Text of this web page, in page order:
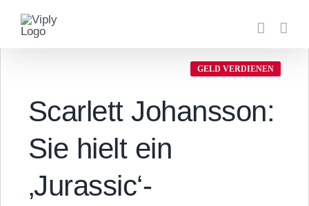
Inhalt
springen
GELD VERDIENEN
Scarlett Johansson:
Sie hielt ein
‚Jurassic‘-